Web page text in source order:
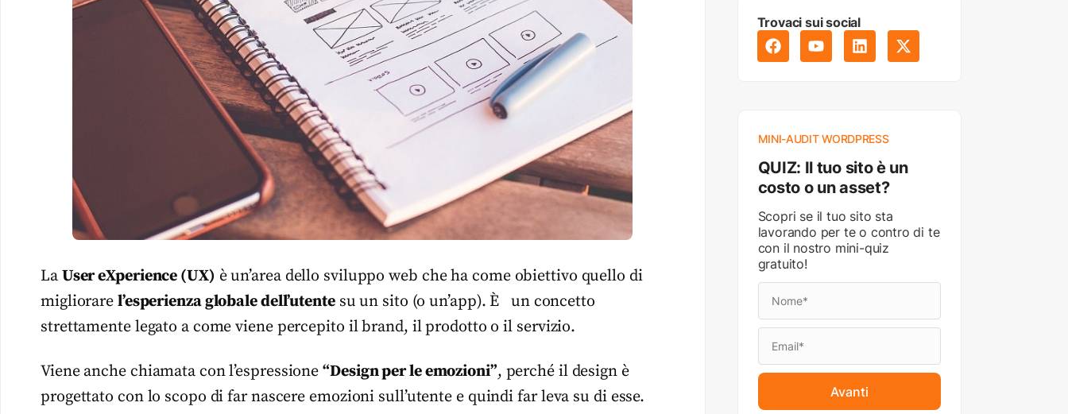
La User eXperience (UX) è un’area dello sviluppo web che ha come obiettivo quello di
migliorare l’esperienza globale dell’utentesu un sito (o un’app). È un concetto
strettamente legato a come viene percepito il brand, il prodotto o il servizio.
Viene anche chiamata con l’espressione“Design per le emozioni”, perché il design è
progettato con lo scopo di far nascere emozioni sull’utente e quindi far leva su di esse.
Trovaci sui social
MINI-AUDIT WORDPRESS
QUIZ: Il tuo sito è un
costo o un asset?
Scopri se il tuo sito sta
lavorando per te o contro di te
con il nostro mini-quiz
gratuito!
Avanti